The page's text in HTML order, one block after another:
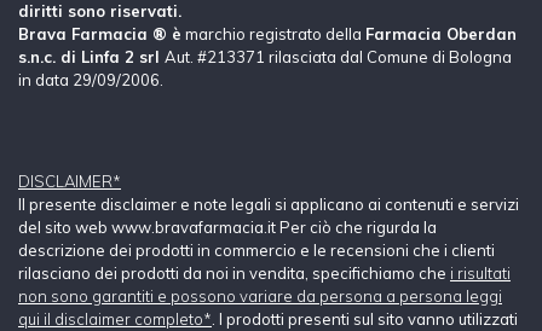
diritti sono riservati.
Brava Farmacia ® è marchio registrato della Farmacia Oberdan
s.n.c. di Linfa 2 srl Aut. #213371 rilasciata dal Comune di Bologna
in data 29/09/2006.
DISCLAIMER*
Il presente disclaimer e note legali si applicano ai contenuti e servizi
del sito web www.bravafarmacia.it Per ciò che rigurda la
descrizione dei prodotti in commercio e le recensioni che i clienti
rilasciano dei prodotti da noi in vendita, specifichiamo che i risultati
non sono garantiti e possono variare da persona a persona leggi
qui il disclaimer completo* . I prodotti presenti sul sito vanno utilizzati